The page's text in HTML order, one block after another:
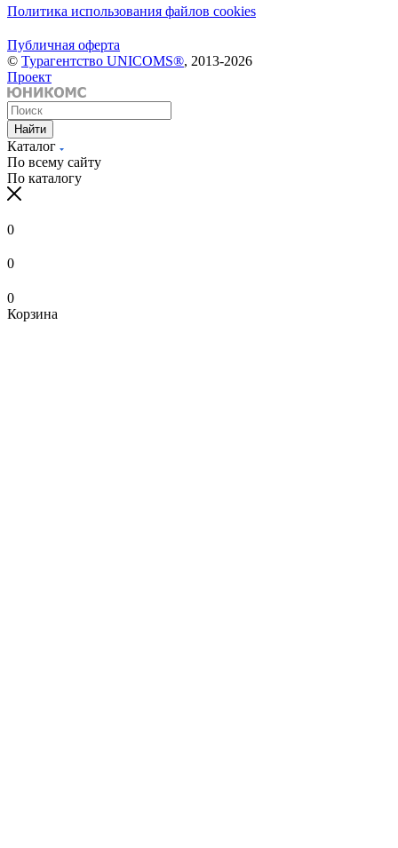
Политика использования файлов cookies
Публичная оферта
© Турагентство UNICOMS®, 2013-2026
Проект
Найти
Каталог
По всему сайту
По каталогу
0
0
0
Корзина